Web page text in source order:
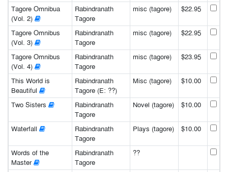
Tagore Omnibua
(Vol. 2)
Rabindranath
Tagore
misc (tagore) $22.95
Tagore Omnibus
(Vol. 3)
Rabindranath
Tagore
misc (tagore) $22.95
Tagore Omnibus
(Vol. 4)
Rabindranath
Tagore
misc (tagore) $23.95
This World is
Beautiful
Rabindranath
Tagore (E: ??)
Misc (tagore) $10.00
Two Sisters
Rabindranath
Tagore
Novel (tagore) $10.00
Waterfall
Rabindranath
Tagore
Plays (tagore) $10.00
Words of the
Master
Rabindranath
Tagore
??